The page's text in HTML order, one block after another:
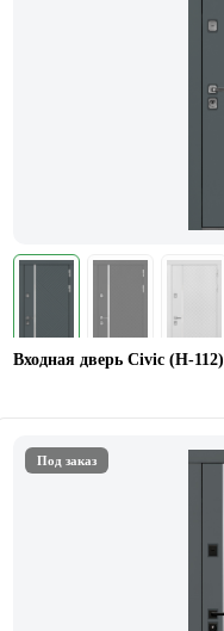
Входная дверь Civic (Н-112)
Под заказ